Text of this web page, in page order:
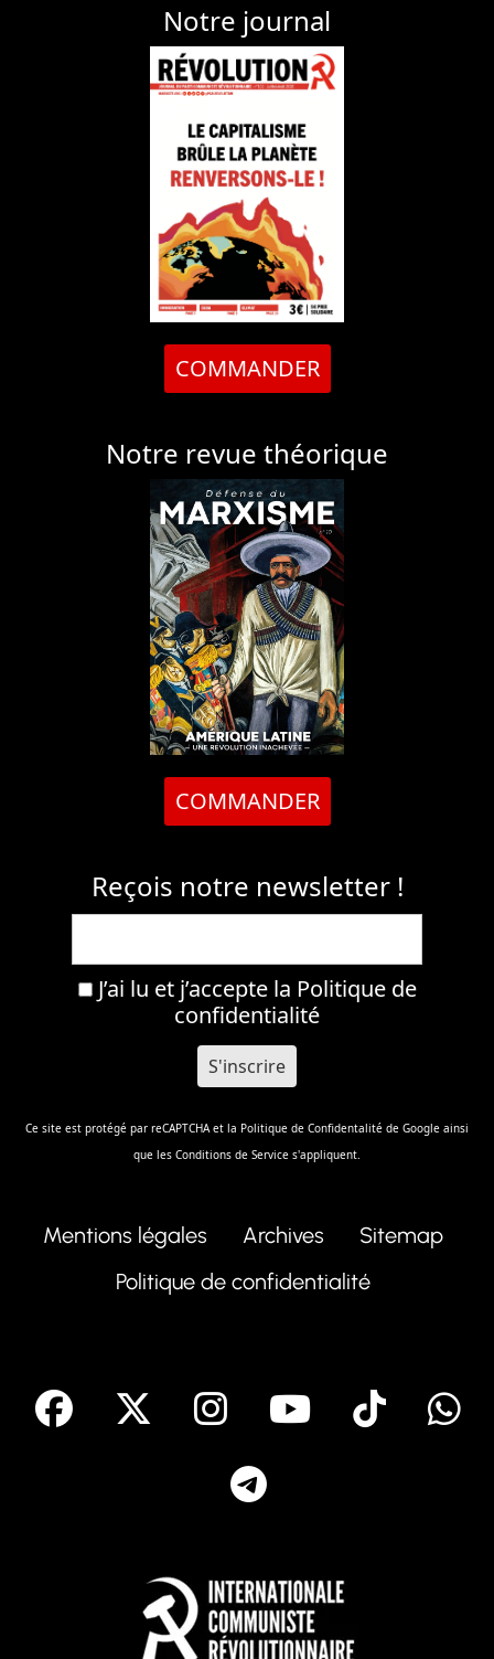
Notre journal
COMMANDER
Notre revue théorique
COMMANDER
Reçois notre newsletter !
J’ai lu et j’accepte la Politique de
confidentialité
Ce site est protégé par reCAPTCHA et la Politique de Confidentalité de Google ainsi
que les Conditions de Service s'appliquent.
Mentions légales Archives
Sitemap
Politique de confidentialité
facebook Instagram
Youtube
Tik